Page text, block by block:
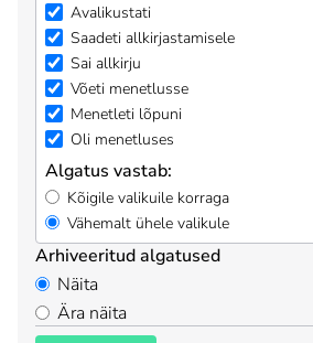
Avalikustati
Saadeti allkirjastamisele
Sai allkirju
Võeti menetlusse
Menetleti lõpuni
Oli menetluses
Algatus vastab:
Kõigile valikuile korraga
Vähemalt ühele valikule
Arhiveeritud algatused
Näita
Ära näita